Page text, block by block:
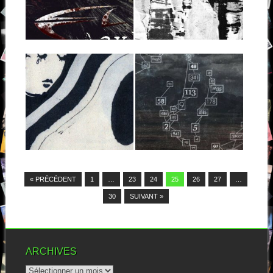
son troisième...
▶
pas The Soft Moon ! Il...
▶
08.04.15
DOLDRUMS : THE
AIR CONDITIONED
NIGHTMARE
La scène électro est riche, et
de plus en plus, de...
06.03.15
[SITD] :
DUNKELZIFFER
J’aime l’electro-dark depuis
longtemps. Je n’en consomme
pas fréquemment, je ne...
▶
« PRÉCÉDENT 1 23 24 25 26 27
30 SUIVANT »
ARCHIVES